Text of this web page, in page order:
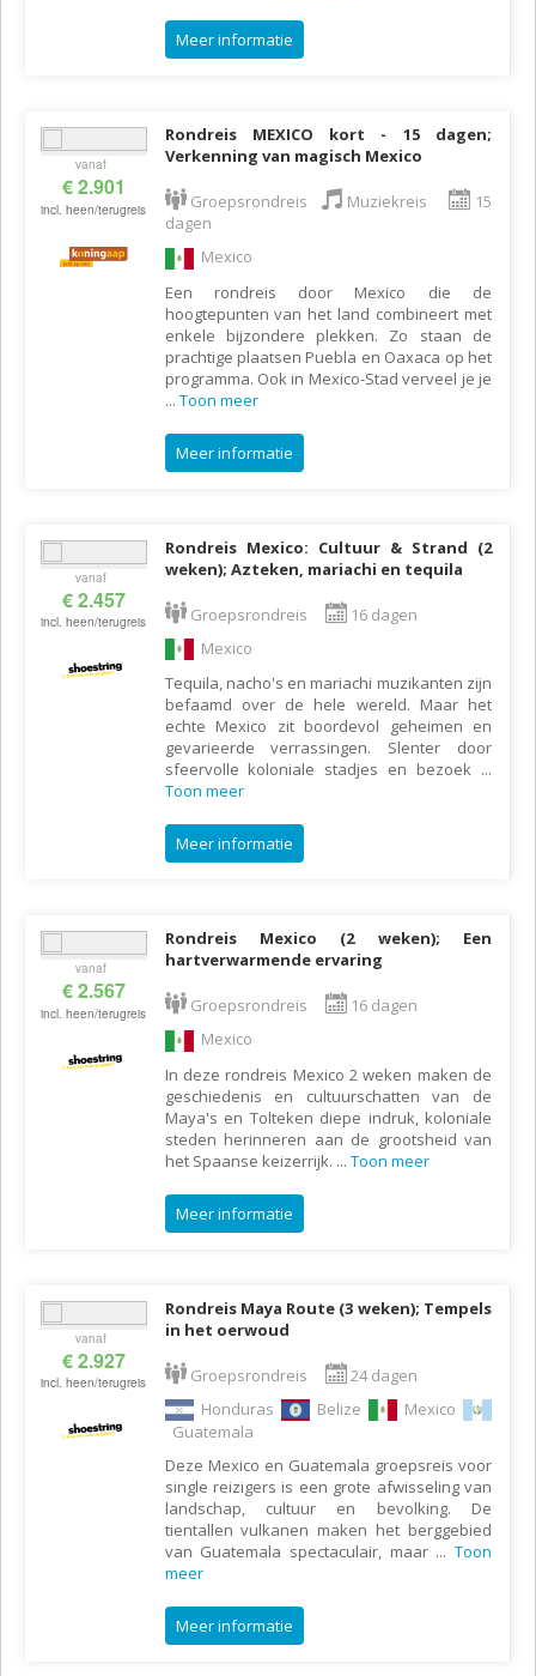
Meer informatie
vanaf
€ 2.901
incl. heen/terugreis
Rondreis MEXICO kort - 15 dagen;
Verkenning van magisch Mexico
Groepsrondreis Muziekreis
15
dagen
Mexico
Een rondreis door Mexico die de
hoogtepunten van het land combineert met
enkele bijzondere plekken. Zo staan de
prachtige plaatsen Puebla en Oaxaca op het
programma. Ook in Mexico-Stad verveel je je
... Toon meer
Meer informatie
vanaf
€ 2.457
incl. heen/terugreis
Rondreis Mexico: Cultuur & Strand (2
weken); Azteken, mariachi en tequila
Groepsrondreis
16 dagen
Mexico
Tequila, nacho's en mariachi muzikanten zijn
befaamd over de hele wereld. Maar het
echte Mexico zit boordevol geheimen en
gevarieerde verrassingen. Slenter door
sfeervolle koloniale stadjes en bezoek ...
Toon meer
Meer informatie
vanaf
€ 2.567
incl. heen/terugreis
Rondreis Mexico (2 weken); Een
hartverwarmende ervaring
Groepsrondreis
16 dagen
Mexico
In deze rondreis Mexico 2 weken maken de
geschiedenis en cultuurschatten van de
Maya's en Tolteken diepe indruk, koloniale
steden herinneren aan de grootsheid van
het Spaanse keizerrijk. ... Toon meer
Meer informatie
vanaf
€ 2.927
incl. heen/terugreis
Rondreis Maya Route (3 weken); Tempels
in het oerwoud
Groepsrondreis
24 dagen
Honduras
Belize
Mexico
Guatemala
Deze Mexico en Guatemala groepsreis voor
single reizigers is een grote afwisseling van
landschap, cultuur en bevolking. De
tientallen vulkanen maken het berggebied
van Guatemala spectaculair, maar ... Toon
meer
Meer informatie